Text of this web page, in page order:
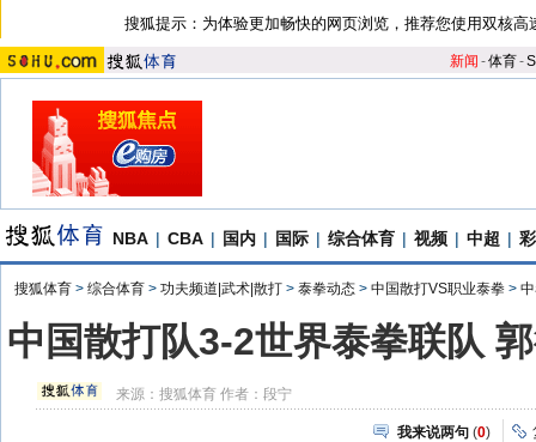
搜狐提示：为体验更加畅快的网页浏览，推荐您使用双核高
新闻 -体育-S
NBA | CBA | 国内 | 国际 | 综合体育 | 视频 | 中超 |
搜狐体育 > 综合体育 > 功夫频道|武术|散打 > 泰拳动态 > 中国散打VS职业泰拳 >
中国散打队3-2世界泰拳联队
来源：搜狐体育 作者：段宁
我来说两句 (0)